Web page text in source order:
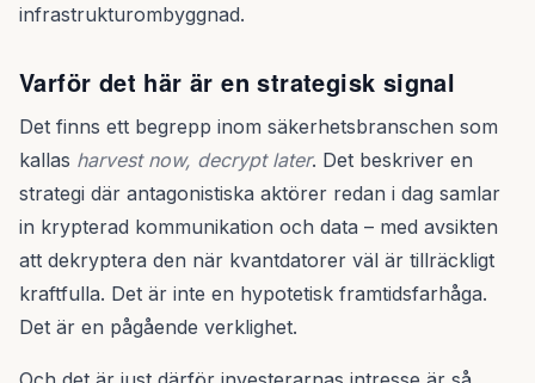
infrastrukturombyggnad.
Varför det här är en strategisk signal
Det finns ett begrepp inom säkerhetsbranschen som
kallas harvest now, decrypt later. Det beskriver en
strategi där antagonistiska aktörer redan i dag samlar
in krypterad kommunikation och data – med avsikten
att dekryptera den när kvantdatorer väl är tillräckligt
kraftfulla. Det är inte en hypotetisk framtidsfarhåga.
Det är en pågående verklighet.